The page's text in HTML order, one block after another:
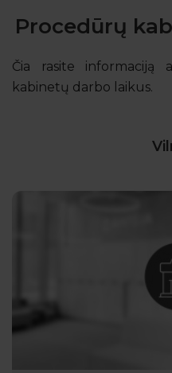
Procedūrų
Čia rasite informaciją
kabinetų darbo laikus.